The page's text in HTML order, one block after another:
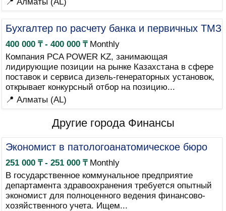
Бухгалтер по расчету банка и первичных ТМЗ
400 000 ₸ - 400 000 ₸Monthly
Компания PCA POWER KZ, занимающая
лидирующие позиции на рынке Казахстана в сфере
поставок и сервиса дизель-генераторных установок,
открывает конкурсный отбор на позицию...
📍 Алматы (AL)
Другие города Финансы
Экономист в патологоанатомическое бюро
251 000 ₸ - 251 000 ₸Monthly
В государственное коммунальное предприятие
департамента здравоохранения требуется опытный
экономист для полноценного ведения финансово-
хозяйственного учета. Ищем...